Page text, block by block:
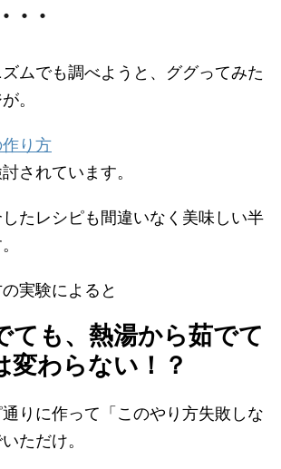
・・
ムでも調べようと、ググってみた
。
り方
されています。
たレシピも間違いなく美味しい半
実験によると
ても、熱湯から茹でて
変わらない！？
りに作って「このやり方失敗しな
ただけ。